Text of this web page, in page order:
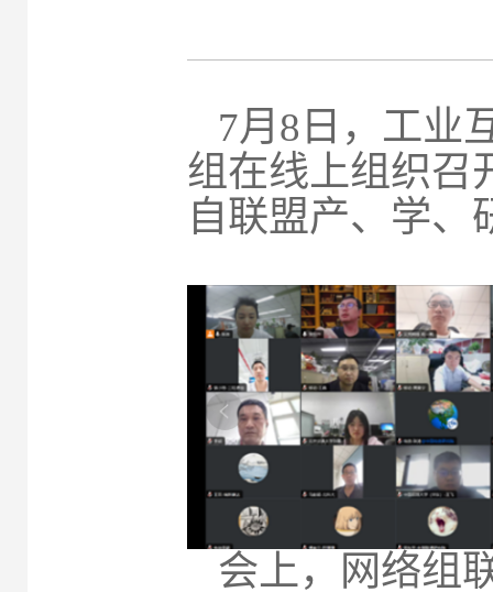
7月8日，工业
组在线上组织召
自联盟产、学、
会上，网络组